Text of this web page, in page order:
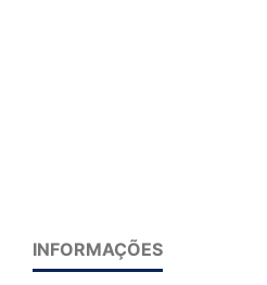
INFORMAÇÕES